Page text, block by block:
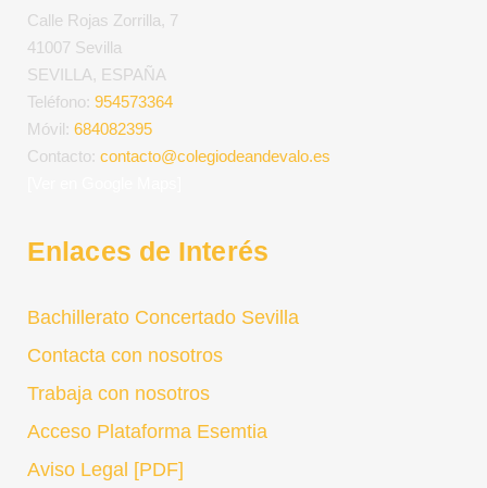
Calle Rojas Zorrilla, 7
41007 Sevilla
SEVILLA, ESPAÑA
Teléfono: 954573364
Móvil: 684082395
Contacto: contacto@colegiodeandevalo.es
Enlaces de Interés
Bachillerato Concertado Sevilla
Contacta con nosotros
Trabaja con nosotros
Acceso Plataforma Esemtia
Aviso Legal [PDF]